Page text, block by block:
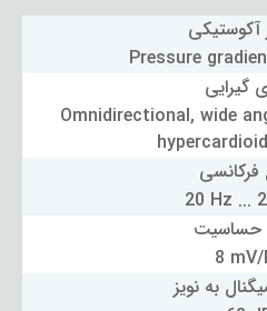
آکوستیکی
Pressure
گیرایی
Omnidirectional, wide
فرکانسی
20 Hz ...
حساسیت
8
به نویز